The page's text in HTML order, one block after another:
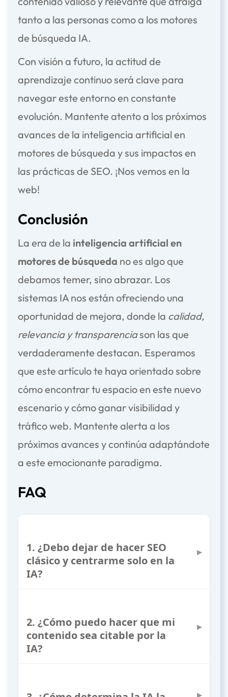
tanto a las personas como a los motores
de búsqueda IA.
Con visión a futuro, la actitud de
aprendizaje continuo será clave para
navegar este entorno en constante
evolución. Mantente atento a los próximos
avances de la inteligencia artificial en
motores de búsqueda y sus impactos en
las prácticas de SEO. ¡Nos vemos en la
web!
Conclusión
La era de la inteligencia artificial en
motores de búsqueda no es algo que
debamos temer, sino abrazar. Los
sistemas IA nos están ofreciendo una
oportunidad de mejora, donde la calidad,
relevancia y transparenciason las que
verdaderamente destacan. Esperamos
que este artículo te haya orientado sobre
cómo encontrar tu espacio en este nuevo
escenario y cómo ganar visibilidad y
tráfico web. Mantente alerta a los
próximos avances y continúa adaptándote
a este emocionante paradigma.
FAQ
1. ¿Debo dejar de hacer SEO
clásico y centrarme solo en la
IA?
abandonar completamente el SEO
tradicional. Google y otros motores
de búsqueda clásicos siguen siendo
estar preparado para la era de la IA y
2. ¿Cómo puedo hacer que mi
contenido sea citable por la
IA?
relevante y bien organizado.